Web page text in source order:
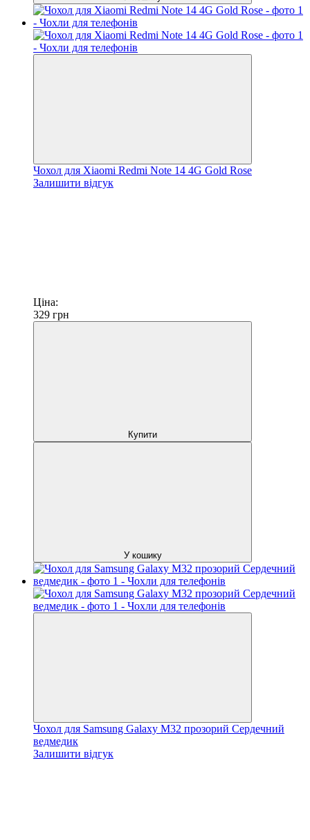
Чохол для Xiaomi Redmi Note 14 4G Gold Rose
Залишити відгук
Ціна:
329 грн
Купити
У кошику
Чохол для Samsung Galaxy M32 прозорий Сердечний
ведмедик
Залишити відгук